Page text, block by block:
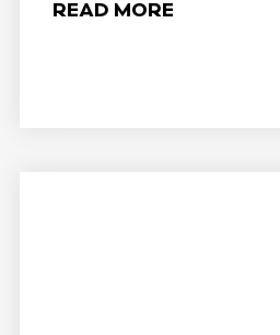
READ MORE